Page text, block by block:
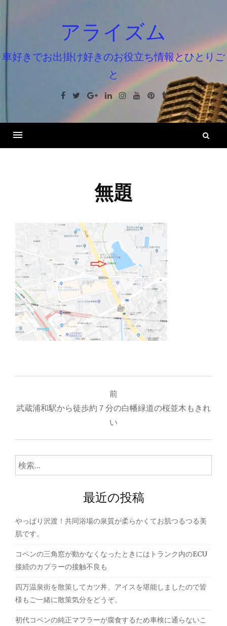
ン
ツ
ッ
アライズム
車好きでお出掛け好きのお役立ち情報とひとりご
と
Facebook
TwitterGoogle+LinkedinInstagramYoutube
Pinterest
Tumblr
無題
稿
ビ
ゲ
ー
ョ
ン
前
武蔵浦和駅から徒歩約７分の白幡緑道の桜並木もきれ
い
検
索:
最近の投稿
やっぱり沢渡！共同浴場の泉質が柔らかくてお肌つるつる美
肌です。
コペンの三角窓が動かなくなったときにはトランク内のECU
接続のカプラーの接触不良も
四万温泉街を散策してカツ丼、アイスを堪能しましたので皆
様もご一緒に散策気分をどうぞ。
初代コペンの純正マフラーが腐食するため車検に通らないこ